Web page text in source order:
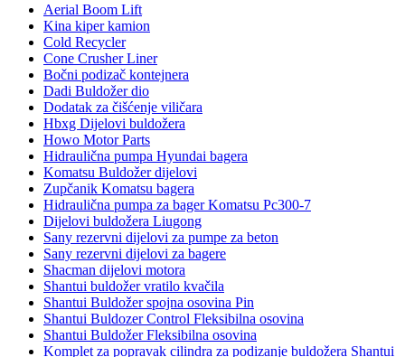
Aerial Boom Lift
Kina kiper kamion
Cold Recycler
Cone Crusher Liner
Bočni podizač kontejnera
Dadi Buldožer dio
Dodatak za čišćenje viličara
Hbxg Dijelovi buldožera
Howo Motor Parts
Hidraulična pumpa Hyundai bagera
Komatsu Buldožer dijelovi
Zupčanik Komatsu bagera
Hidraulična pumpa za bager Komatsu Pc300-7
Dijelovi buldožera Liugong
Sany rezervni dijelovi za pumpe za beton
Sany rezervni dijelovi za bagere
Shacman dijelovi motora
Shantui buldožer vratilo kvačila
Shantui Buldožer spojna osovina Pin
Shantui Buldozer Control Fleksibilna osovina
Shantui Buldožer Fleksibilna osovina
Komplet za popravak cilindra za podizanje buldožera Shantui